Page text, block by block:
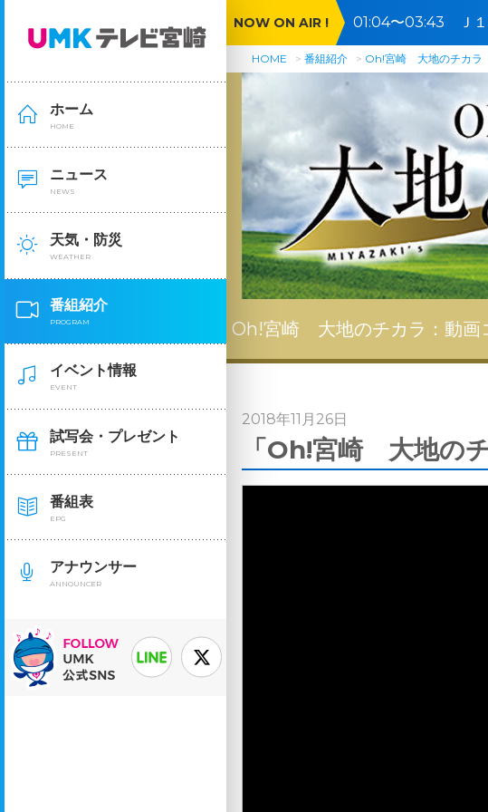
ホーム
HOME
ニュース
NEWS
天気・防災
WEATHER
番組紹介
PROGRAM
イベント情報
EVENT
試写会・プレゼント
PRESENT
番組表
EPG
アナウンサー
ANNOUNCER
NOW ON AIR ! 01:04〜03:43 Ｊ１
HOME 番組紹介 Oh!宮崎 大地のチカラ
Oh!宮崎 大地のチカラ：動画
2018年11月26日
「Oh!宮崎 大地の